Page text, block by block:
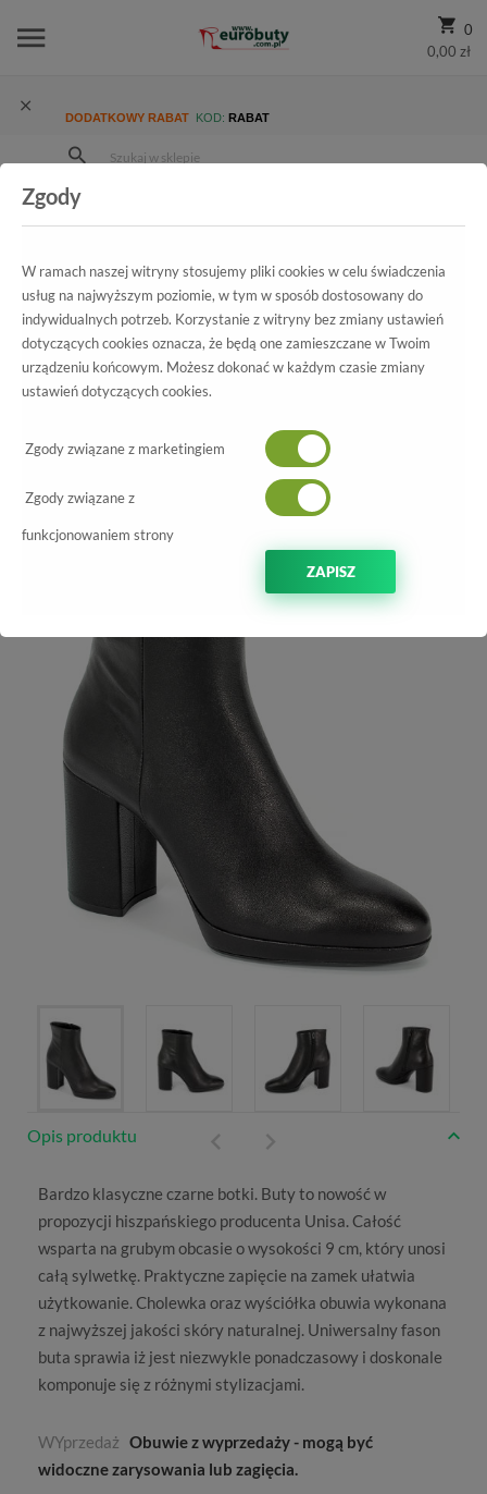
0
0,00 zł
DODATKOWY RABAT KOD: RABAT
Ekskluzywne
Kolekcja
Damskie
Wszystkie produkty
Talasi IV Black IVY
Opis produktu
Bardzo klasyczne czarne botki. Buty to nowość w
propozycji hiszpańskiego producenta Unisa. Całość
wsparta na grubym obcasie o wysokości 9 cm, który unosi
całą sylwetkę. Praktyczne zapięcie na zamek ułatwia
użytkowanie. Cholewka oraz wyściółka obuwia wykonana
z najwyższej jakości skóry naturalnej. Uniwersalny fason
buta sprawia iż jest niezwykle ponadczasowy i doskonale
komponuje się z różnymi stylizacjami.
WYprzedaż Obuwie z wyprzedaży - mogą być
widoczne zarysowania lub zagięcia.
Zgody
W ramach naszej witryny stosujemy pliki cookies w celu świadczenia
usług na najwyższym poziomie, w tym w sposób dostosowany do
indywidualnych potrzeb. Korzystanie z witryny bez zmiany ustawień
dotyczących cookies oznacza, że będą one zamieszczane w Twoim
urządzeniu końcowym. Możesz dokonać w każdym czasie zmiany
ustawień dotyczących cookies.
Zgody związane z marketingiem
Zgody związane z
funkcjonowaniem strony
ZAPISZ